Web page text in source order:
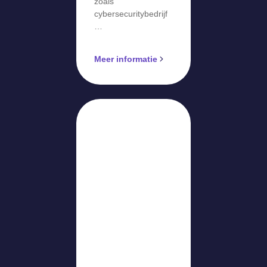
cybersecuritybedrijf
…
Meer informatie